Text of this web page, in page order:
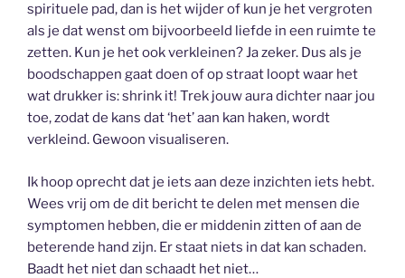
spirituele pad, dan is het wijder of kun je het vergroten
als je dat wenst om bijvoorbeeld liefde in een ruimte te
zetten. Kun je het ook verkleinen? Ja zeker. Dus als je
boodschappen gaat doen of op straat loopt waar het
wat drukker is: shrink it! Trek jouw aura dichter naar jou
toe, zodat de kans dat ‘het’ aan kan haken, wordt
verkleind. Gewoon visualiseren.
Ik hoop oprecht dat je iets aan deze inzichten iets hebt.
Wees vrij om de dit bericht te delen met mensen die
symptomen hebben, die er middenin zitten of aan de
beterende hand zijn. Er staat niets in dat kan schaden.
Baadt het niet dan schaadt het niet…